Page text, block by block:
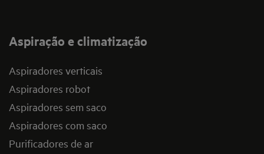
Aspiração e climatização
Aspiradores verticais
Aspiradores robot
Aspiradores sem saco
Aspiradores com saco
Purificadores de ar